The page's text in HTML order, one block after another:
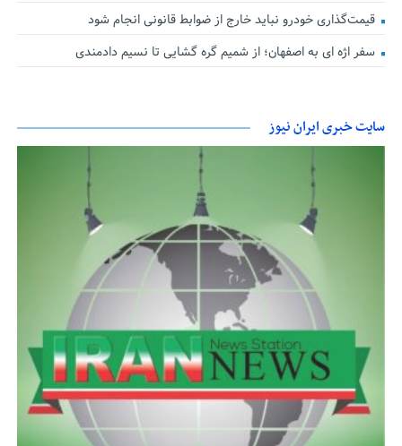
قیمت‌گذاری خودرو نباید خارج از ضوابط قانونی انجام شود
سفر اژه ای به اصفهان؛ از شمیم گره گشایی تا نسیم دادمندی
سایت خبری ایران نیوز